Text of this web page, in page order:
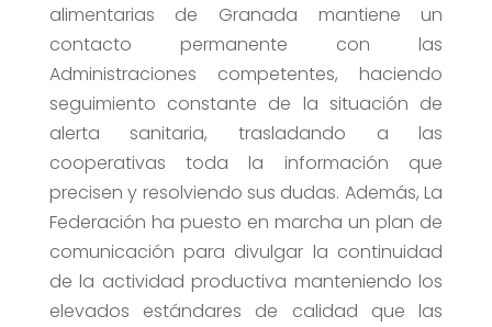
alimentarias de Granada mantiene un
contacto permanente con las
Administraciones competentes, haciendo
seguimiento constante de la situación de
alerta sanitaria, trasladando a las
cooperativas toda la información que
precisen y resolviendo sus dudas. Además, La
Federación ha puesto en marcha un plan de
comunicación para divulgar la continuidad
de la actividad productiva manteniendo los
elevados estándares de calidad que las